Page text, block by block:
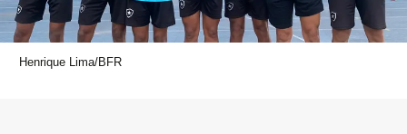
Henrique Lima/BFR